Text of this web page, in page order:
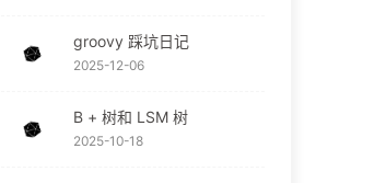
groovy 踩坑日记
2025-12-06
B + 树和 LSM 树
2025-10-18